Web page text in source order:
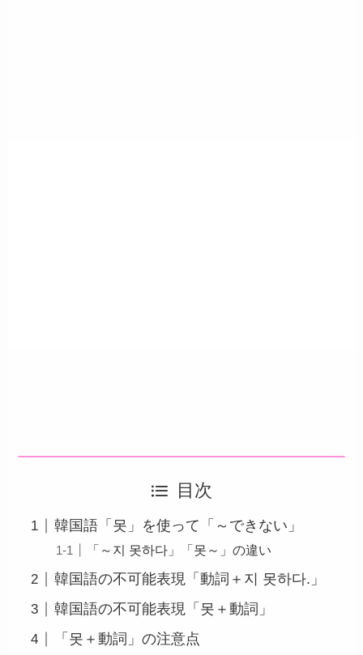
目次
韓国語「못」を使って「～できない」
「～지 못하다」「못～」の違い
韓国語の不可能表現「動詞＋지 못하다.」
韓国語の不可能表現「못＋動詞」
「못＋動詞」の注意点